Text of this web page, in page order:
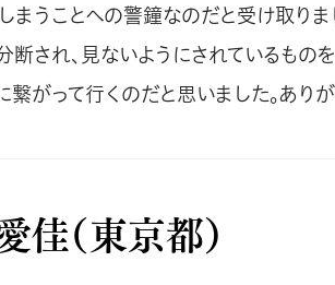
まうことへの警鐘なのだと受け取り
分断され、見ないようにされているもの
繋がって行くのだと思いました。あり
佳（東京都）